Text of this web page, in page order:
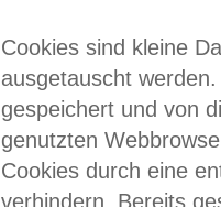
Cookies sind kleine
ausgetauscht
gespeichert und von
genutzten
Cookies durch eine
verhindern. Bereits